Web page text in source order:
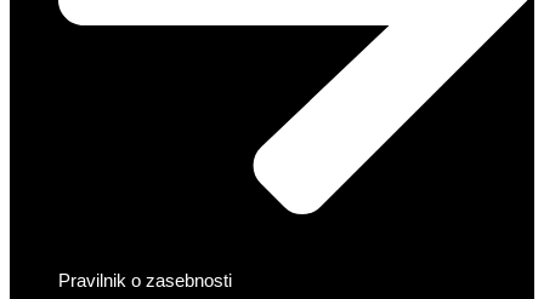
Pravilnik o zasebnosti